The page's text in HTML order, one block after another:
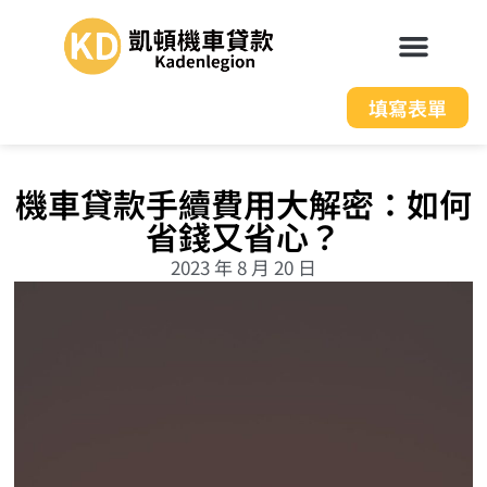
填寫表單
機車貸款手續費用大解密：如何
省錢又省心？
2023 年 8 月 20 日